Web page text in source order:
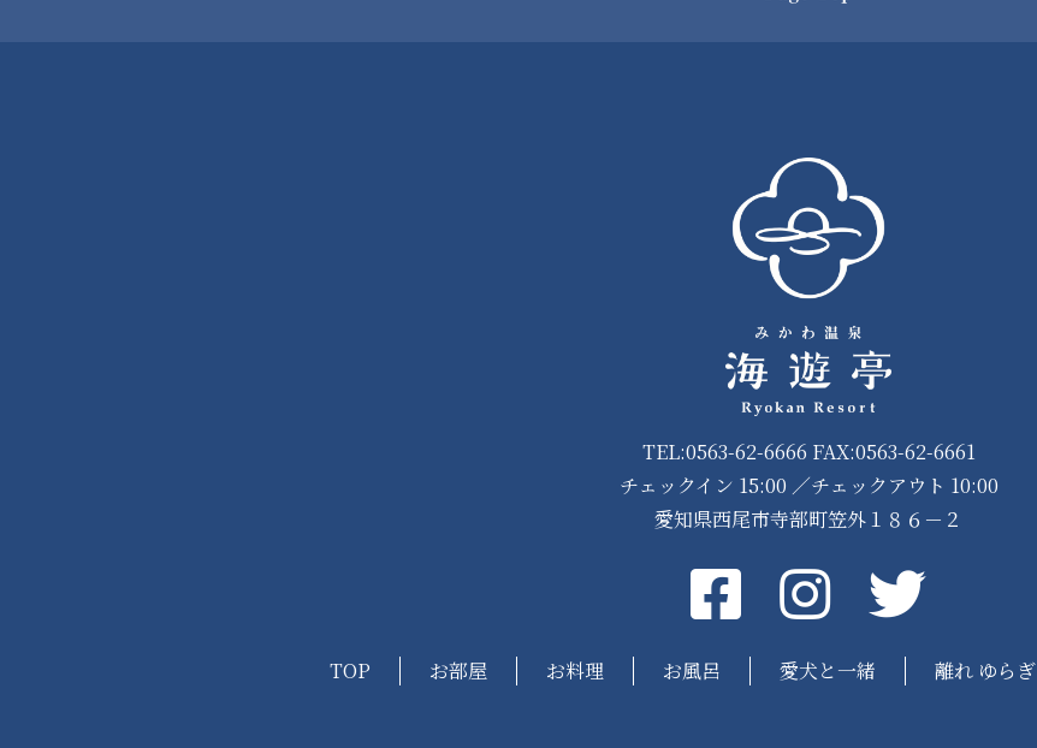
TEL:0563-62-6666 FAX:0563-62-6661
チェックイン 15:00 ／チェックアウト 10:00
愛知県西尾市寺部町笠外１８６－２
FacebookinstagramTwitter
TOP お部屋 お料理 お風呂 愛犬と一緒 離れ ゆらぎ